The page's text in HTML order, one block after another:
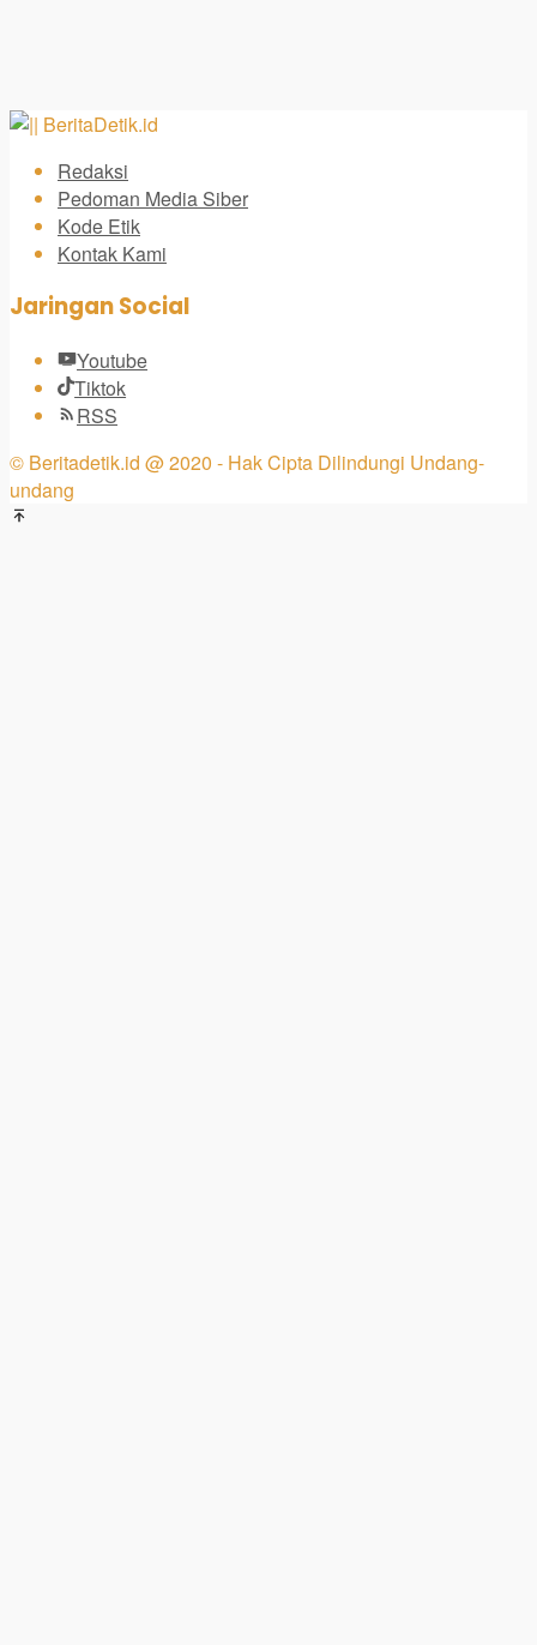
Redaksi
Pedoman Media Siber
Kode Etik
Kontak Kami
Jaringan Social
Youtube
Tiktok
RSS
© Beritadetik.id @ 2020 - Hak Cipta Dilindungi Undang-
undang